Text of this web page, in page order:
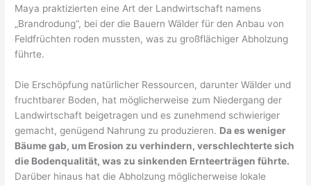
Maya praktizierten eine Art der Landwirtschaft namens
„Brandrodung“, bei der die Bauern Wälder für den Anbau von
Feldfrüchten roden mussten, was zu großflächiger Abholzung
führte.
Die Erschöpfung natürlicher Ressourcen, darunter Wälder und
fruchtbarer Boden, hat möglicherweise zum Niedergang der
Landwirtschaft beigetragen und es zunehmend schwieriger
gemacht, genügend Nahrung zu produzieren. Da es weniger
Bäume gab, um Erosion zu verhindern, verschlechterte sich
die Bodenqualität, was zu sinkenden Ernteerträgen führte.
Darüber hinaus hat die Abholzung möglicherweise lokale